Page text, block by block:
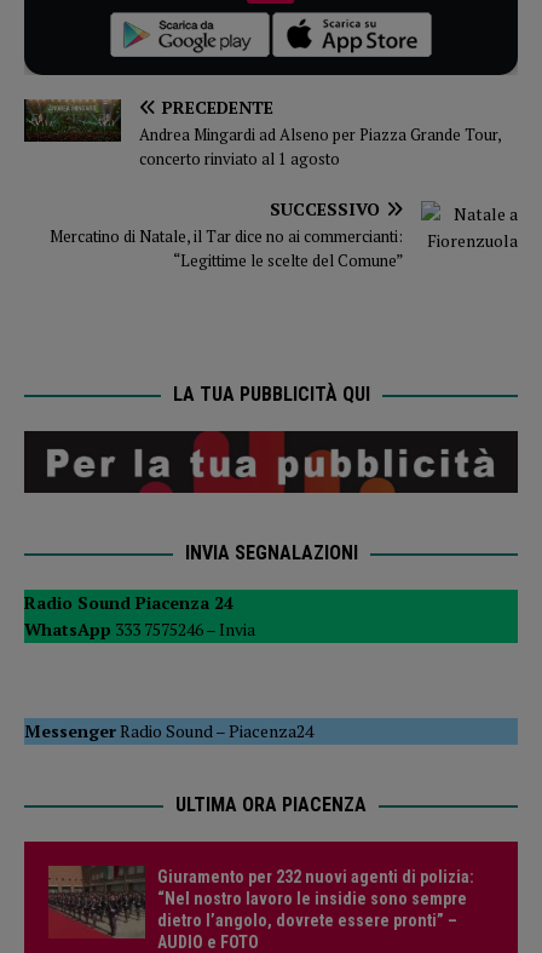
PRECEDENTE
Andrea Mingardi ad Alseno per Piazza Grande Tour,
concerto rinviato al 1 agosto
SUCCESSIVO
Mercatino di Natale, il Tar dice no ai commercianti:
“Legittime le scelte del Comune”
LA TUA PUBBLICITÀ QUI
INVIA SEGNALAZIONI
Radio Sound Piacenza 24
WhatsApp 333 7575246 – Invia
MessengerRadio Sound –Piacenza24
ULTIMA ORA PIACENZA
Giuramento per 232 nuovi agenti di polizia:
“Nel nostro lavoro le insidie sono sempre
dietro l’angolo, dovrete essere pronti” –
AUDIO e FOTO